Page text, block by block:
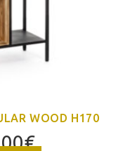
WOOD H170
€El